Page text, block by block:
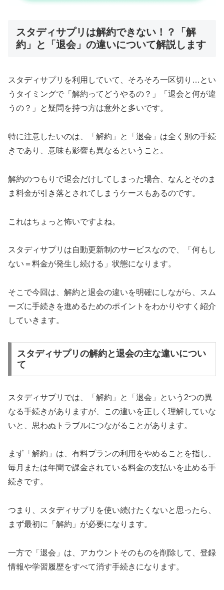
スタディサプリは解約できない！？「解
約」と「退会」の違いについて解説します
スタディサプリを利用していて、そろそろ一区切り…とい
うタイミングで「解約ってどうやるの？」「退会と何が違
うの？」と疑問を持つ方は意外と多いです。
特に注意したいのは、「解約」と「退会」は全く別の手続
きであり、意味も影響も異なるということ。
解約のつもりで退会だけしてしまった場合、なんとそのま
ま料金が引き落とされてしまうケースもあるのです。
これはちょっと怖いですよね。
スタディサプリは自動更新制のサービスなので、「何もし
ない＝料金が発生し続ける」状態になります。
そこで今回は、解約と退会の違いを明確にしながら、スム
ーズに手続きを進めるためのポイントをわかりやすく紹介
していきます。
スタディサプリの解約と退会の主な違いについ
て
スタディサプリでは、「解約」と「退会」という2つの異
なる手続きがありますが、この違いを正しく理解していな
いと、思わぬトラブルにつながることがあります。
まず「解約」は、有料プランの利用をやめることを指し、
毎月または年間で課金されている料金の支払いを止める手
続きです。
つまり、スタディサプリを使い続けたくないと思ったら、
まず最初に「解約」が必要になります。
一方で「退会」は、アカウントそのものを削除して、登録
情報や学習履歴をすべて消す手続きになります。